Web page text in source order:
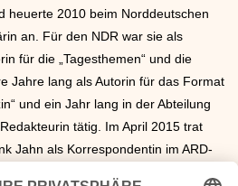
heuerte 2010 beim Norddeutschen
an. Für den NDR war sie als
für die „Tagesthemen“ und die
Jahre lang als Autorin für das Format
und ein Jahr lang in der Abteilung
tätig. Im April 2015 trat
Jahn als Korrespondentin im ARD-